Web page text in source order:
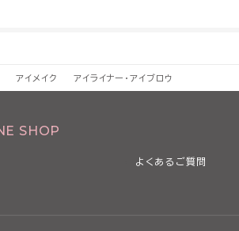
アイメイク アイライナー・アイブロウ
SHOP
よくあるご質問